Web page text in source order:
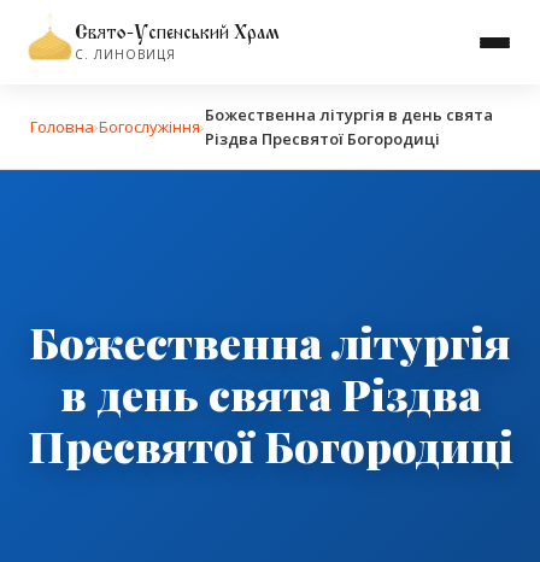
Свято-Успенський Храм
С. ЛИНОВИЦЯ
Головна›Богослужіння›
Божественна літургія в день свята
Різдва Пресвятої Богородиці
Божественна літургія
в день свята Різдва
Пресвятої Богородиці